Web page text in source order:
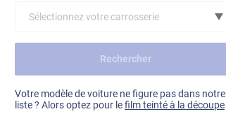
Sélectionnez votre carrosserie
Voir tout
Rechercher
Votre modèle de voiture ne figure pas dans notre
liste ? Alors optez pour lefilm teinté à la découpe